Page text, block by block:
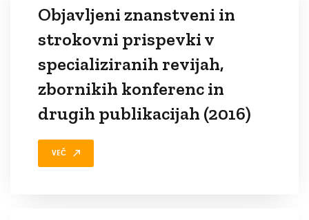
Objavljeni znanstveni in
strokovni prispevki v
specializiranih revijah,
zbornikih konferenc in
drugih publikacijah (2016)
VEČ